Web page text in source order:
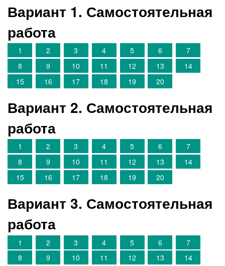
Вариант 1. Самостоятельная
работа
1 2 3 4 5 6
7
8
9 10 11 12 13
14
15
16 17 18 19 20
Вариант 2. Самостоятельная
работа
1 2 3 4 5 6
7
8
9 10 11 12 13
14
15
16 17 18 19 20
Вариант 3. Самостоятельная
работа
1 2 3 4 5 6
7
8
9 10 11 12 13 14